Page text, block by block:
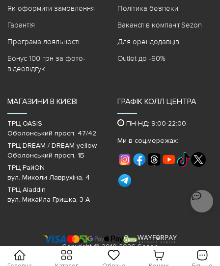
Як оформити замовлення
Гарантія
Програма лояльності
Бонус 100 грн за фото-
відеовідгук
Політика безпеки
Вакансії в компанії Sezon
Для орендодавців
Outlet до -60%
МАГАЗИНИ В КИЄВІ
ТРЦ OASIS
Оболонський просп. 47/42
ТРЦ DREAM / DREAM yellow
Оболонський просп, 1Б
ТРЦ РайON
вул. Миколи Лаврухіна, 4
ТРЦ Aladdin
вул. Михайла Гришка, 3 А
ГРАФІК КОЛЛ ЦЕНТРА
ПН-НД: 9:00-22:00
Ми в соц.мережах:
Copyright © 2010-2026 Sezon